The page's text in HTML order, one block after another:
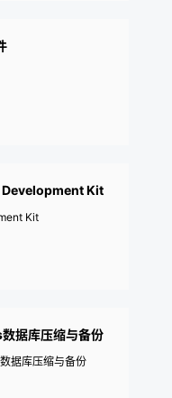
Kit
Kit
据库压缩与备份
据库压缩与备份